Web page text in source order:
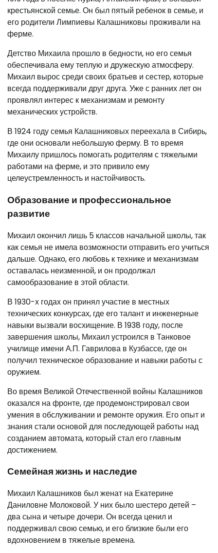
крестьянской семье. Он был пятый ребенок в семье, и
его родители Лимпиевы Калашниковы проживали на
ферме.
Детство Михаила прошло в бедности, но его семья
обеспечивала ему теплую и дружескую атмосферу.
Михаил вырос среди своих братьев и сестер, которые
всегда поддерживали друг друга. Уже с ранних лет он
проявлял интерес к механизмам и ремонту
механических устройств.
В 1924 году семья Калашниковых переехала в Сибирь,
где они основали небольшую ферму. В то время
Михаилу пришлось помогать родителям с тяжелыми
работами на ферме, и это привило ему
целеустремленность и настойчивость.
Образование и профессиональное
развитие
Михаил окончил лишь 5 классов начальной школы, так
как семья не имела возможности отправить его учиться
дальше. Однако, его любовь к технике и механизмам
оставалась неизменной, и он продолжал
самообразование в этой области.
В 1930-х годах он принял участие в местных
технических конкурсах, где его талант и инженерные
навыки вызвали восхищение. В 1938 году, после
завершения школы, Михаил устроился в Танковое
училище имени А.П. Гаврилова в Кузбассе, где он
получил техническое образование и навыки работы с
оружием.
Во время Великой Отечественной войны Калашников
оказался на фронте, где продемонстрировал свои
умения в обслуживании и ремонте оружия. Его опыт и
знания стали основой для последующей работы над
созданием автомата, который стал его главным
достижением.
Семейная жизнь и наследие
Михаил Калашников был женат на Екатерине
Даниловне Молоковой. У них было шестеро детей –
два сына и четыре дочери. Он всегда ценил и
поддерживал свою семью, и его близкие были его
вдохновением в тяжелые времена.